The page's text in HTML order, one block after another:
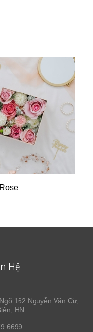
Hệ
162 Nguyễn Văn Cừ,
HN
6699